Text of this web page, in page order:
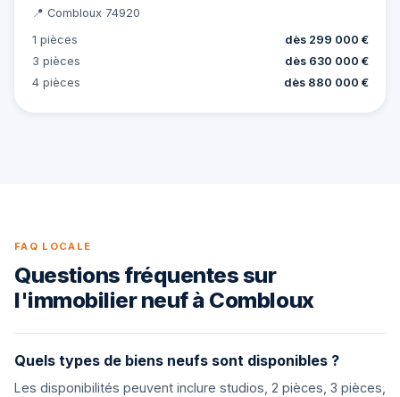
📍 Combloux 74920
1 pièces
dès 299 000 €
3 pièces
dès 630 000 €
4 pièces
dès 880 000 €
FAQ LOCALE
Questions fréquentes sur
l'immobilier neuf à Combloux
Quels types de biens neufs sont disponibles ?
Les disponibilités peuvent inclure studios, 2 pièces, 3 pièces,